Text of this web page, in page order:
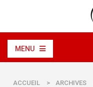
MENU
ACCUEIL > ARCHIVES